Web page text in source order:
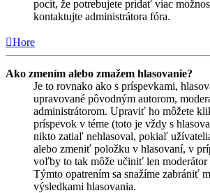
pocit, že potrebujete pridať viac
kontaktujte administrátora fóra.
Hore
Ako zmením alebo zmažem hlasovanie?
Je to rovnako ako s príspevkami,
upravované pôvodným autorom,
administrátorom. Upraviť ho môžete
príspevok v téme (toto je vždy s
nikto zatiaľ nehlasoval, pokiaľ
alebo zmeniť položku v hlasovaní, v
voľby to tak môže učiniť len moderátor
Týmto opatrením sa snažíme zabrániť
výsledkami hlasovania.